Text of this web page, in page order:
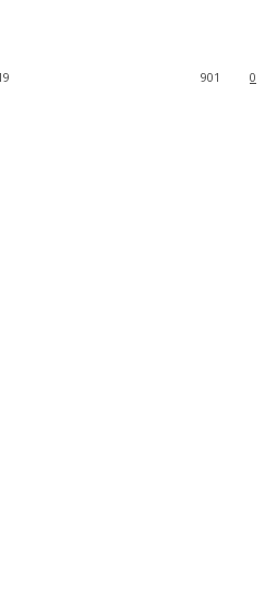
0
901